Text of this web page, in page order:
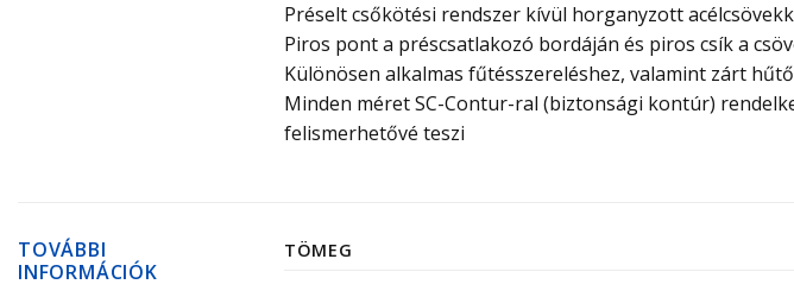
Préselt csőkötési rendszer kívül horganyzott
Piros pont a préscsatlakozó bordáján és piros csík a
Különösen alkalmas fűtésszereléshez, valamint zárt
Minden méret SC-Contur-ral (biztonsági kontúr)
felismerhetővé teszi
TOVÁBBI
INFORMÁCIÓK
TÖMEG